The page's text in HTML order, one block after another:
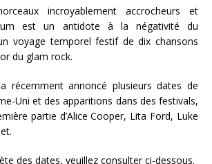
incroyablement accrocheurs et
est un antidote à la négativité du
voyage temporel festif de dix chansons
du glam rock.
récemment annoncé plusieurs dates de
Uni et des apparitions dans des festivals,
partie d’Alice Cooper, Lita Ford, Luke
des dates, veuillez consulter ci-dessous.